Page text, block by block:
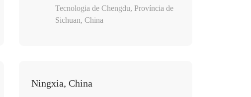
Tecnologia de Chengdu, Província de
Sichuan, China
Ningxia, China